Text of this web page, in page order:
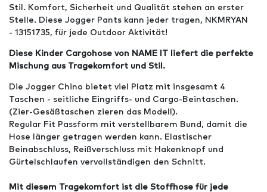
Stil. Komfort, Sicherheit und Qualität stehen an erster
Stelle. Diese Jogger Pants kann jeder tragen, NKMRYAN
- 13151735, für jede Outdoor Aktivität!
Diese Kinder Cargohose von NAME IT liefert die perfekte
Mischung aus Tragekomfort und Stil.
Die Jogger Chino bietet viel Platz mit insgesamt 4
Taschen - seitliche Eingriffs- und Cargo-Beintaschen.
(Zier-Gesäßtaschen zieren das Modell).
Regular Fit Passform mit verstellbarem Bund, damit die
Hose länger getragen werden kann. Elastischer
Beinabschluss, Reißverschluss mit Hakenknopf und
Gürtelschlaufen vervollständigen den Schnitt.
Mit diesem Tragekomfort ist die Stoffhose für jede